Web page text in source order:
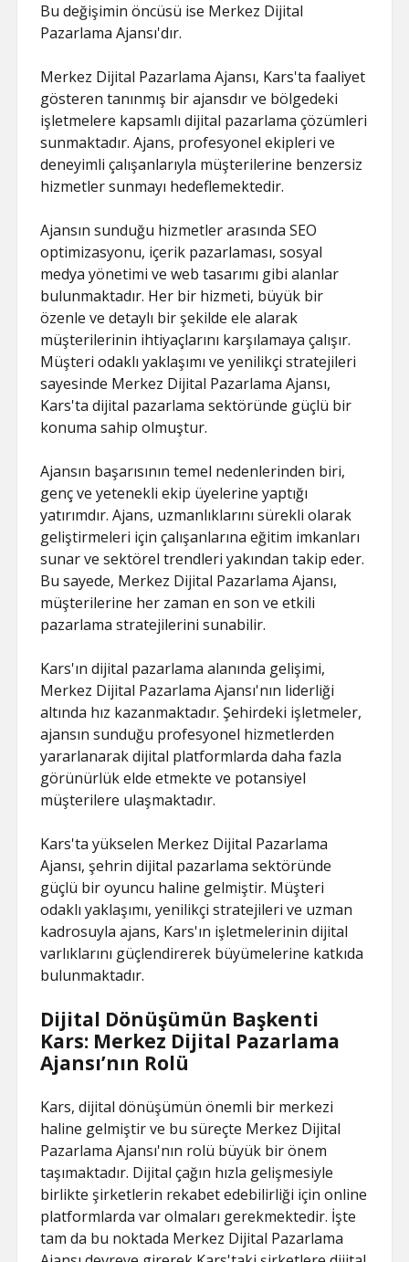
Bu değişimin öncüsü ise Merkez Dijital
Pazarlama Ajansı'dır.
Merkez Dijital Pazarlama Ajansı, Kars'ta faaliyet
gösteren tanınmış bir ajansdır ve bölgedeki
işletmelere kapsamlı dijital pazarlama çözümleri
sunmaktadır. Ajans, profesyonel ekipleri ve
deneyimli çalışanlarıyla müşterilerine benzersiz
hizmetler sunmayı hedeflemektedir.
Ajansın sunduğu hizmetler arasında SEO
optimizasyonu, içerik pazarlaması, sosyal
medya yönetimi ve web tasarımı gibi alanlar
bulunmaktadır. Her bir hizmeti, büyük bir
özenle ve detaylı bir şekilde ele alarak
müşterilerinin ihtiyaçlarını karşılamaya çalışır.
Müşteri odaklı yaklaşımı ve yenilikçi stratejileri
sayesinde Merkez Dijital Pazarlama Ajansı,
Kars'ta dijital pazarlama sektöründe güçlü bir
konuma sahip olmuştur.
Ajansın başarısının temel nedenlerinden biri,
genç ve yetenekli ekip üyelerine yaptığı
yatırımdır. Ajans, uzmanlıklarını sürekli olarak
geliştirmeleri için çalışanlarına eğitim imkanları
sunar ve sektörel trendleri yakından takip eder.
Bu sayede, Merkez Dijital Pazarlama Ajansı,
müşterilerine her zaman en son ve etkili
pazarlama stratejilerini sunabilir.
Kars'ın dijital pazarlama alanında gelişimi,
Merkez Dijital Pazarlama Ajansı'nın liderliği
altında hız kazanmaktadır. Şehirdeki işletmeler,
ajansın sunduğu profesyonel hizmetlerden
yararlanarak dijital platformlarda daha fazla
görünürlük elde etmekte ve potansiyel
müşterilere ulaşmaktadır.
Kars'ta yükselen Merkez Dijital Pazarlama
Ajansı, şehrin dijital pazarlama sektöründe
güçlü bir oyuncu haline gelmiştir. Müşteri
odaklı yaklaşımı, yenilikçi stratejileri ve uzman
kadrosuyla ajans, Kars'ın işletmelerinin dijital
varlıklarını güçlendirerek büyümelerine katkıda
bulunmaktadır.
Dijital Dönüşümün Başkenti
Kars: Merkez Dijital Pazarlama
Ajansı’nın Rolü
Kars, dijital dönüşümün önemli bir merkezi
haline gelmiştir ve bu süreçte Merkez Dijital
Pazarlama Ajansı'nın rolü büyük bir önem
taşımaktadır. Dijital çağın hızla gelişmesiyle
birlikte şirketlerin rekabet edebilirliği için online
platformlarda var olmaları gerekmektedir. İşte
tam da bu noktada Merkez Dijital Pazarlama